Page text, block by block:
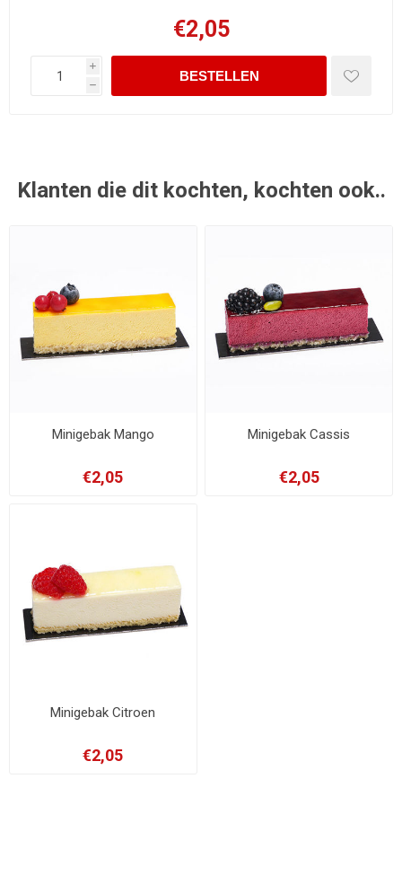
€2,05
i
h
Klanten die dit kochten, kochten ook..
Minigebak Mango
€2,05
Minigebak Cassis
€2,05
Minigebak Citroen
€2,05